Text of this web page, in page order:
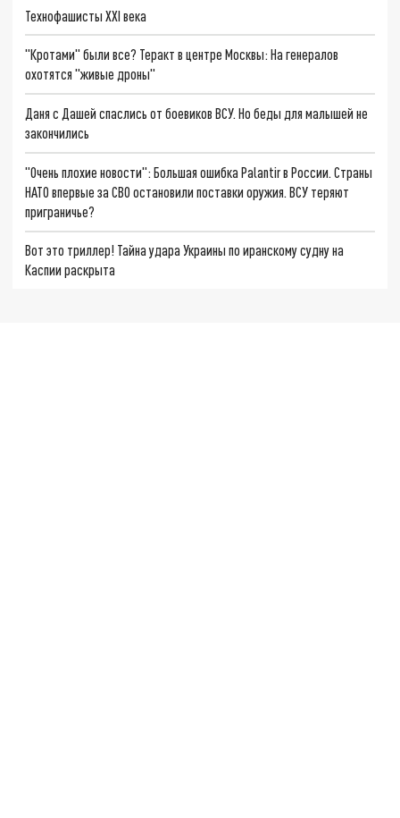
Технофашисты XXI века
"Кротами" были все? Теракт в центре Москвы: На генералов
охотятся "живые дроны"
Даня с Дашей спаслись от боевиков ВСУ. Но беды для малышей не
закончились
"Очень плохие новости": Большая ошибка Palantir в России. Страны
НАТО впервые за СВО остановили поставки оружия. ВСУ теряют
приграничье?
Вот это триллер! Тайна удара Украины по иранскому судну на
Каспии раскрыта